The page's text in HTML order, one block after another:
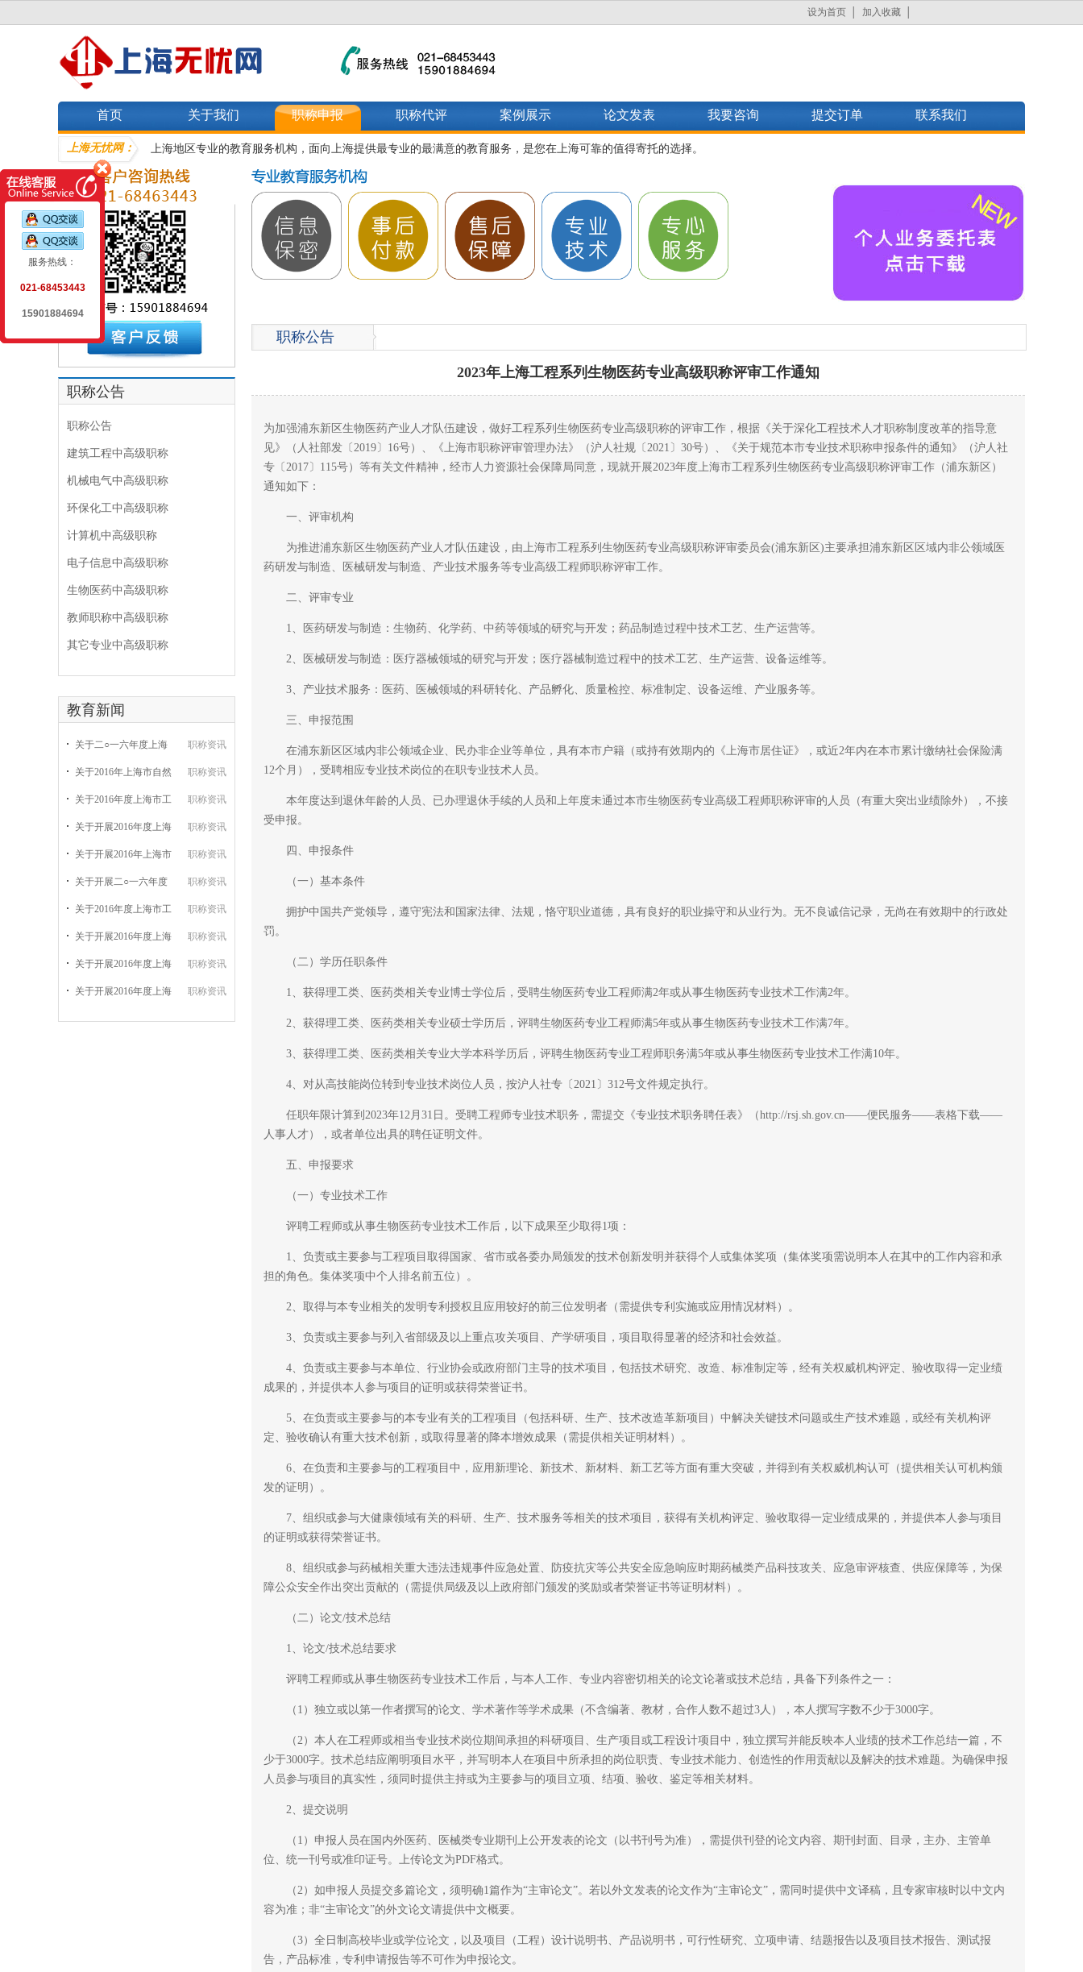
设为首页 加入收藏
首页 关于我们 职称申报 职称代评 案例展示 论文发表 我要咨询 提交订单 联系我们
上海无忧网： 上海地区专业的教育服务机构，面向上海提供最专业的最满意的教育服务，是您在上海可靠的值得寄托的选择。
职称公告
职称公告
建筑工程中高级职称
机械电气中高级职称
环保化工中高级职称
计算机中高级职称
电子信息中高级职称
生物医药中高级职称
教师职称中高级职称
其它专业中高级职称
教育新闻
关于二○一六年度上海 职称资讯
关于2016年上海市自然 职称资讯
关于2016年度上海市工 职称资讯
关于开展2016年度上海 职称资讯
关于开展2016年上海市 职称资讯
关于开展二○一六年度 职称资讯
关于2016年度上海市工 职称资讯
关于开展2016年度上海 职称资讯
关于开展2016年度上海 职称资讯
关于开展2016年度上海 职称资讯
职称公告
2023年上海工程系列生物医药专业高级职称评审工作通知
为加强浦东新区生物医药产业人才队伍建设，做好工程系列生物医药专业高级职称的评审工作，根据《关于深化工程技术人才职称制度改革的指导意
见》（人社部发〔2019〕16号）、《上海市职称评审管理办法》（沪人社规〔2021〕30号）、《关于规范本市专业技术职称申报条件的通知》（沪人社
专〔2017〕115号）等有关文件精神，经市人力资源社会保障局同意，现就开展2023年度上海市工程系列生物医药专业高级职称评审工作（浦东新区）
通知如下：
一、评审机构
为推进浦东新区生物医药产业人才队伍建设，由上海市工程系列生物医药专业高级职称评审委员会(浦东新区)主要承担浦东新区区域内非公领域医
药研发与制造、医械研发与制造、产业技术服务等专业高级工程师职称评审工作。
二、评审专业
1、医药研发与制造：生物药、化学药、中药等领域的研究与开发；药品制造过程中技术工艺、生产运营等。
2、医械研发与制造：医疗器械领域的研究与开发；医疗器械制造过程中的技术工艺、生产运营、设备运维等。
3、产业技术服务：医药、医械领域的科研转化、产品孵化、质量检控、标准制定、设备运维、产业服务等。
三、申报范围
在浦东新区区域内非公领域企业、民办非企业等单位，具有本市户籍（或持有效期内的《上海市居住证》，或近2年内在本市累计缴纳社会保险满
12个月），受聘相应专业技术岗位的在职专业技术人员。
本年度达到退休年龄的人员、已办理退休手续的人员和上年度未通过本市生物医药专业高级工程师职称评审的人员（有重大突出业绩除外），不接
受申报。
四、申报条件
（一）基本条件
拥护中国共产党领导，遵守宪法和国家法律、法规，恪守职业道德，具有良好的职业操守和从业行为。无不良诚信记录，无尚在有效期中的行政处
罚。
（二）学历任职条件
1、获得理工类、医药类相关专业博士学位后，受聘生物医药专业工程师满2年或从事生物医药专业技术工作满2年。
2、获得理工类、医药类相关专业硕士学历后，评聘生物医药专业工程师满5年或从事生物医药专业技术工作满7年。
3、获得理工类、医药类相关专业大学本科学历后，评聘生物医药专业工程师职务满5年或从事生物医药专业技术工作满10年。
4、对从高技能岗位转到专业技术岗位人员，按沪人社专〔2021〕312号文件规定执行。
任职年限计算到2023年12月31日。受聘工程师专业技术职务，需提交《专业技术职务聘任表》（http://rsj.sh.gov.cn——便民服务——表格下载——
人事人才），或者单位出具的聘任证明文件。
五、申报要求
（一）专业技术工作
评聘工程师或从事生物医药专业技术工作后，以下成果至少取得1项：
1、负责或主要参与工程项目取得国家、省市或各委办局颁发的技术创新发明并获得个人或集体奖项（集体奖项需说明本人在其中的工作内容和承
担的角色。集体奖项中个人排名前五位）。
2、取得与本专业相关的发明专利授权且应用较好的前三位发明者（需提供专利实施或应用情况材料）。
3、负责或主要参与列入省部级及以上重点攻关项目、产学研项目，项目取得显著的经济和社会效益。
4、负责或主要参与本单位、行业协会或政府部门主导的技术项目，包括技术研究、改造、标准制定等，经有关权威机构评定、验收取得一定业绩
成果的，并提供本人参与项目的证明或获得荣誉证书。
5、在负责或主要参与的本专业有关的工程项目（包括科研、生产、技术改造革新项目）中解决关键技术问题或生产技术难题，或经有关机构评
定、验收确认有重大技术创新，或取得显著的降本增效成果（需提供相关证明材料）。
6、在负责和主要参与的工程项目中，应用新理论、新技术、新材料、新工艺等方面有重大突破，并得到有关权威机构认可（提供相关认可机构颁
发的证明）。
7、组织或参与大健康领域有关的科研、生产、技术服务等相关的技术项目，获得有关机构评定、验收取得一定业绩成果的，并提供本人参与项目
的证明或获得荣誉证书。
8、组织或参与药械相关重大违法违规事件应急处置、防疫抗灾等公共安全应急响应时期药械类产品科技攻关、应急审评核查、供应保障等，为保
障公众安全作出突出贡献的（需提供局级及以上政府部门颁发的奖励或者荣誉证书等证明材料）。
（二）论文/技术总结
1、论文/技术总结要求
评聘工程师或从事生物医药专业技术工作后，与本人工作、专业内容密切相关的论文论著或技术总结，具备下列条件之一：
（1）独立或以第一作者撰写的论文、学术著作等学术成果（不含编著、教材，合作人数不超过3人），本人撰写字数不少于3000字。
（2）本人在工程师或相当专业技术岗位期间承担的科研项目、生产项目或工程设计项目中，独立撰写并能反映本人业绩的技术工作总结一篇，不
少于3000字。技术总结应阐明项目水平，并写明本人在项目中所承担的岗位职责、专业技术能力、创造性的作用贡献以及解决的技术难题。为确保申报
人员参与项目的真实性，须同时提供主持或为主要参与的项目立项、结项、验收、鉴定等相关材料。
2、提交说明
（1）申报人员在国内外医药、医械类专业期刊上公开发表的论文（以书刊号为准），需提供刊登的论文内容、期刊封面、目录，主办、主管单
位、统一刊号或准印证号。上传论文为PDF格式。
（2）如申报人员提交多篇论文，须明确1篇作为“主审论文”。若以外文发表的论文作为“主审论文”，需同时提供中文译稿，且专家审核时以中文内
容为准；非“主审论文”的外文论文请提供中文概要。
（3）全日制高校毕业或学位论文，以及项目（工程）设计说明书、产品说明书，可行性研究、立项申请、结题报告以及项目技术报告、测试报
告，产品标准，专利申请报告等不可作为申报论文。
服务热线：
021-68453443
15901884694